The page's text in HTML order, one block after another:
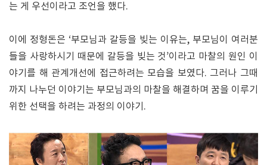
는 게 우선이라고 조언을 했다.
이에 정형돈은 ‘부모님과 갈등을 빚는 이유는, 부모님이 여러분
들을 사랑하시기 때문에 갈등을 빚는 것’이라고 마찰의 원인 이
야기를 해 관계개선에 접근하려는 모습을 보였다. 그러나 그때
까지 나누던 이야기는 부모님과의 마찰을 해결하며 꿈을 이루기
위한 선택을 하려는 과정의 이야기.